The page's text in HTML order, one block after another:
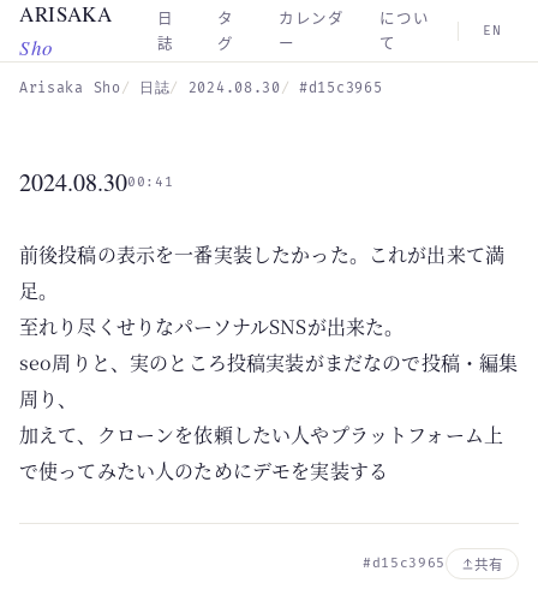
Skip to main content
ARISAKA
Sho
日
誌
タ
グ
カレンダ
ー
につい
て
EN
Arisaka Sho 日誌 2024.08.30 #d15c3965
2024.08.3000:41
前後投稿の表示を一番実装したかった。これが出来て満
足。
至れり尽くせりなパーソナルSNSが出来た。
seo周りと、実のところ投稿実装がまだなので投稿・編集
周り、
加えて、クローンを依頼したい人やプラットフォーム上
で使ってみたい人のためにデモを実装する
#d15c3965 共有